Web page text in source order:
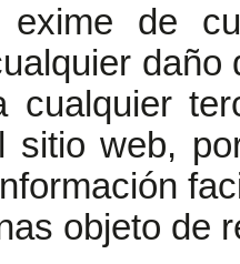
de
cualquier
sitio web,
objeto de